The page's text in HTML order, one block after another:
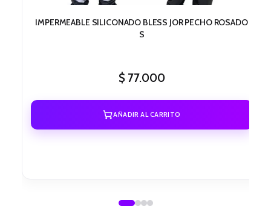
IMPERMEABLE SILICONADO BLESS JOR PECHO ROSADO
S
$77.000
AÑADIR AL CARRITO